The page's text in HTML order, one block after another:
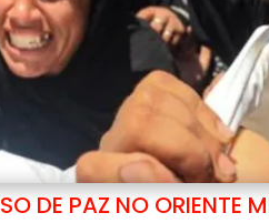
DE PAZ NO ORIENTE